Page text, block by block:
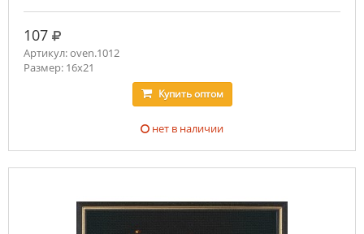
107 руб.
Артикул: oven.1012
Размер: 16х21
Купитьоптом
нет в наличии